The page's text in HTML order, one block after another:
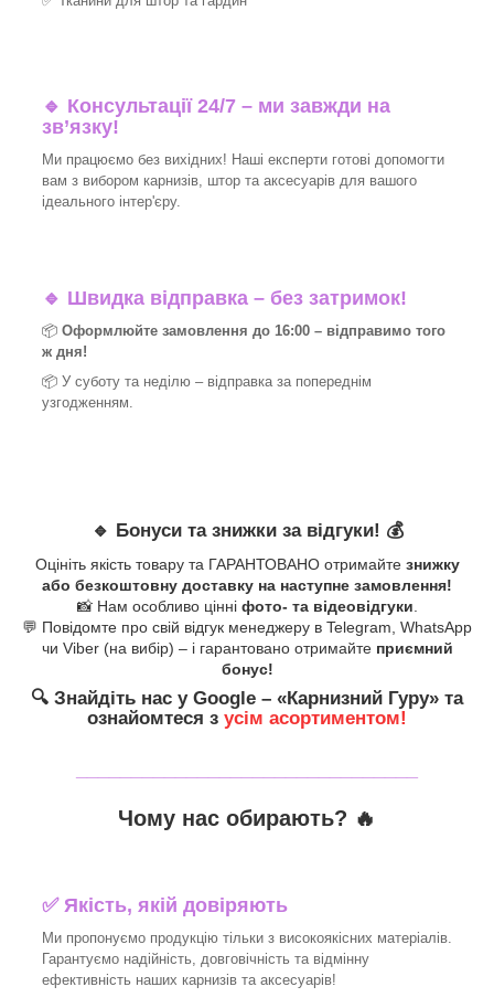
🔹 Консультації 24/7 – ми завжди на
зв’язку!
Ми працюємо без вихідних! Наші експерти готові допомогти
вам з вибором карнизів, штор та аксесуарів для вашого
ідеального інтер'єру.​
🔹 Швидка відправка – без затримок!
📦 Оформлюйте замовлення до 16:00 – відправимо того
ж дня!
📦 У суботу та неділю – відправка за попереднім
узгодженням.
🔹 Бонуси та знижки за відгуки! 💰
Оцініть якість товару та ГАРАНТОВАНО отримайте знижку
або безкоштовну доставку на наступне замовлення!
📸 Нам особливо цінні фото- та відеовідгуки
💬 Повідомте про свій відгук менеджеру в Telegram, WhatsApp
чи Viber (на вибір) – і гарантовано отримайте приємний
бонус!
🔍 Знайдіть нас у Google – «Карнизний Гуру» та
ознайомтеся з усім асортиментом!
Чому нас обирають? 🔥
✅Якість, якій довіряють
Ми пропонуємо продукцію тільки з високоякісних матеріалів.
Гарантуємо надійність, довговічність та відмінну
ефективність наших карнизів та аксесуарів!​